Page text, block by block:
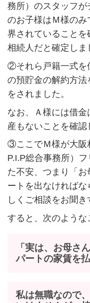
務所）のスタッフ
のお子様はＭ様の
界されていること
相続人だと確定しま
②それら戸籍一式を
の預貯金の解約方法
をされました。
なお、Ａ様には借
産もないことを確認
③ここでＭ様が大阪
P.I.P総合事務所）
た不安、つまり「
ートを出なければ
しくご相談をお聞き
すると、次のような
「実は、お母さ
パートの家賃を
私は無職なので